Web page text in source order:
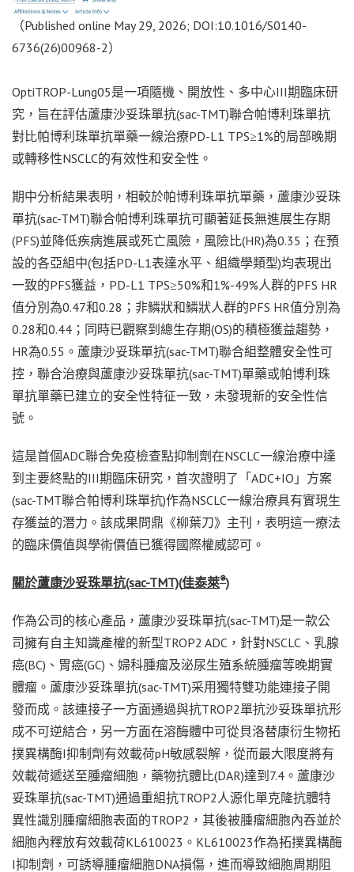
（Published online May 29, 2026; DOI:10.1016/S0140-
6736(26)00968-2）
OptiTROP-Lung05是一項隨機、開放性、多中心III期臨床研
究，旨在評估蘆康沙妥珠單抗(sac-TMT)聯合帕博利珠單抗
對比帕博利珠單抗單藥一線治療PD-L1 TPS≥1%的局部晚期
或轉移性NSCLC的有效性和安全性。
期中分析結果表明，相較於帕博利珠單抗單藥，蘆康沙妥珠
單抗(sac-TMT)聯合帕博利珠單抗可顯著延長無進展生存期
(PFS)並降低疾病進展或死亡風險，風險比(HR)為0.35；在預
設的各亞組中(包括PD-L1表達水平、組織學類型)均表現出
一致的PFS獲益，PD-L1 TPS≥50%和1%-49%人群的PFS HR
值分別為0.47和0.28；非鱗狀和鱗狀人群的PFS HR值分別為
0.28和0.44；同時已觀察到總生存期(OS)的積極獲益趨勢，
HR為0.55。蘆康沙妥珠單抗(sac-TMT)聯合組整體安全性可
控，聯合治療與蘆康沙妥珠單抗(sac-TMT)單藥或帕博利珠
單抗單藥已建立的安全性特征一致，未發現新的安全性信
號。
這是首個ADC聯合免疫檢查點抑制劑在NSCLC一線治療中達
到主要終點的III期臨床研究，首次證明了「ADC+IO」方案
(sac-TMT聯合帕博利珠單抗)作為NSCLC一線治療具有實現生
存獲益的潛力。該成果問鼎《柳葉刀》主刊，表明這一療法
的臨床價值與學術價值已獲得國際權威認可。
關於蘆康沙妥珠單抗(sac-TMT)(佳泰萊®)
作為公司的核心產品，蘆康沙妥珠單抗(sac-TMT)是一款公
司擁有自主知識產權的新型TROP2 ADC，針對NSCLC、乳腺
癌(BC)、胃癌(GC)、婦科腫瘤及泌尿生殖系統腫瘤等晚期實
體瘤。蘆康沙妥珠單抗(sac-TMT)采用獨特雙功能連接子開
發而成。該連接子一方面通過與抗TROP2單抗沙妥珠單抗形
成不可逆結合，另一方面在溶酶體中可從貝洛替康衍生物拓
撲異構酶I抑制劑有效載荷pH敏感裂解，從而最大限度將有
效載荷遞送至腫瘤細胞，藥物抗體比(DAR)達到7.4。蘆康沙
妥珠單抗(sac-TMT)通過重組抗TROP2人源化單克隆抗體特
異性識別腫瘤細胞表面的TROP2，其後被腫瘤細胞內吞並於
細胞內釋放有效載荷KL610023。KL610023作為拓撲異構酶
I抑制劑，可誘導腫瘤細胞DNA損傷，進而導致細胞周期阻